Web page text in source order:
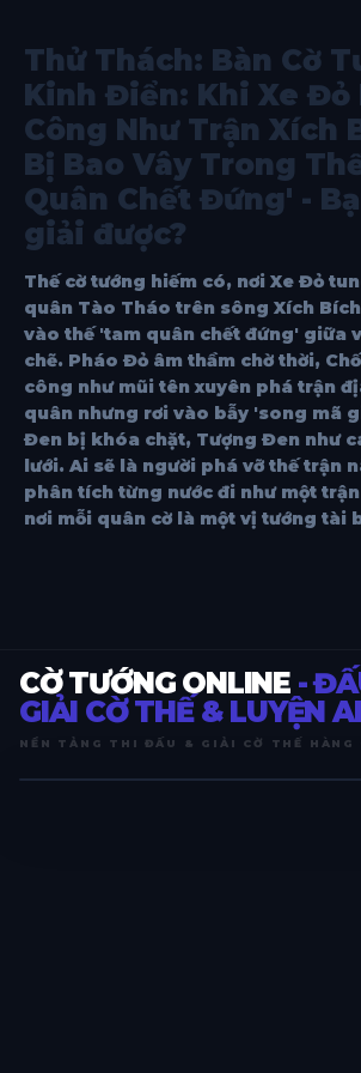
Thử Thách: Bàn Cờ
Kinh Điển: Khi Xe Đỏ
Công Như Trận Xích
Bị Bao Vây Trong
Quân Chết Đứng' -
giải được?
Thế cờ tướng hiếm có, nơi Xe Đỏ
quân Tào Tháo trên sông Xích
vào thế 'tam quân chết đứng' giữa
chẽ. Pháo Đỏ âm thầm chờ thời,
công như mũi tên xuyên phá trận
quân nhưng rơi vào bẫy 'song mã
Đen bị khóa chặt, Tượng Đen như
lưới. Ai sẽ là người phá vỡ thế trận
phân tích từng nước đi như một
nơi mỗi quân cờ là một vị tướng tài
CỜ TƯỚNG ONLINE -
GIẢI CỜ THẾ & LUYỆN AI
NỀN TẢNG THI ĐẤU & GIẢI CỜ THẾ HÀNG